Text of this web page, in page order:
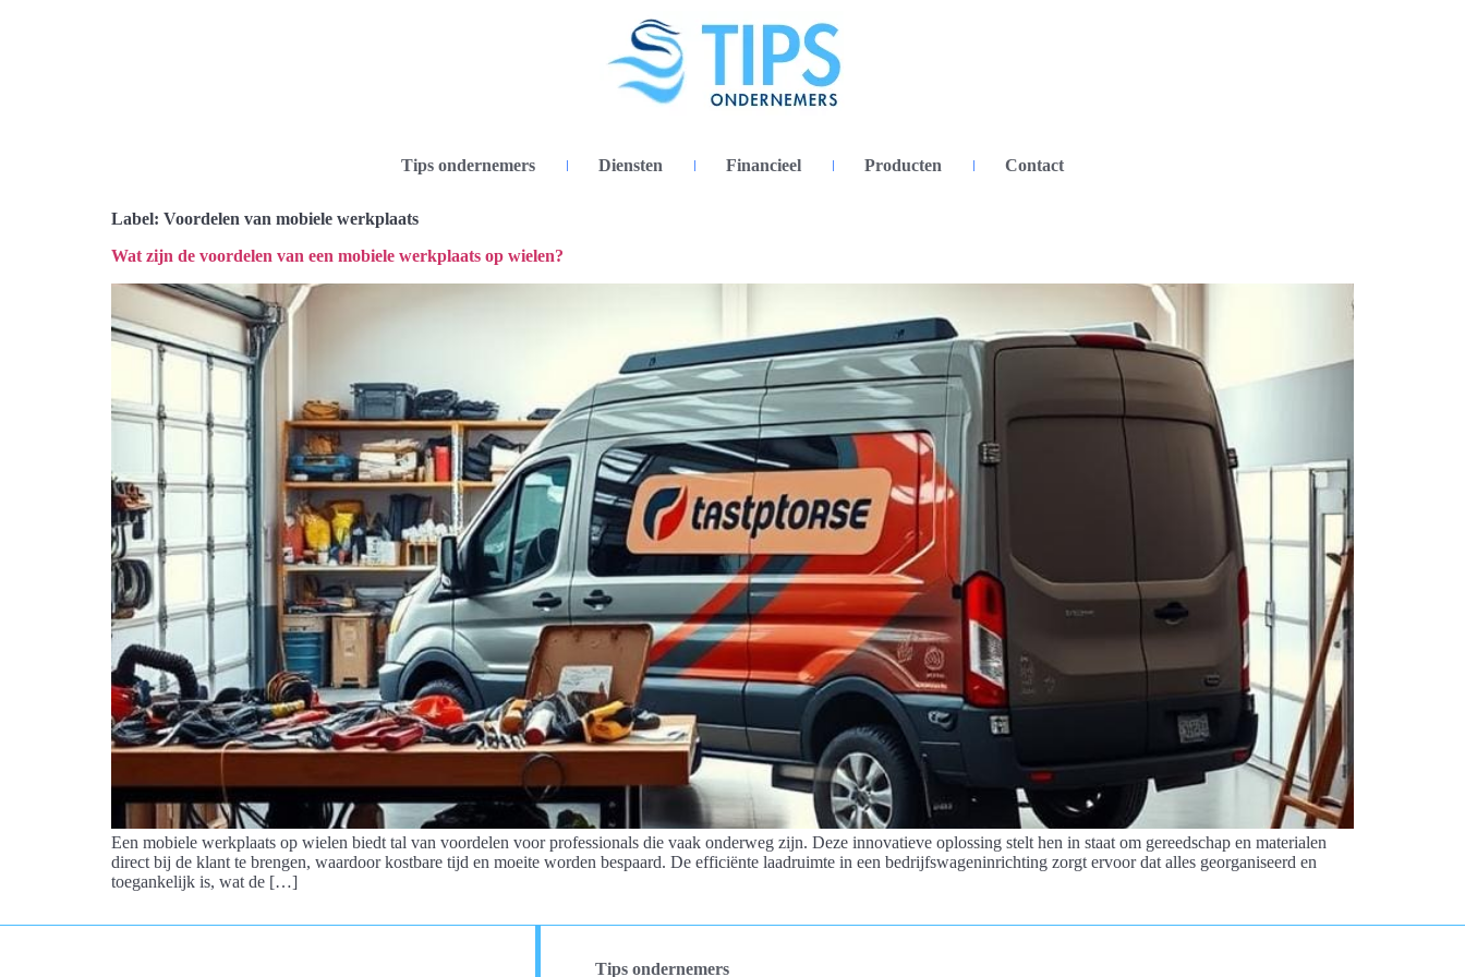
Tips ondernemers Diensten Financieel Producten Contact
Label: Voordelen van mobiele werkplaats
Wat zijn de voordelen van een mobiele werkplaats op wielen?
Een mobiele werkplaats op wielen biedt tal van voordelen voor professionals die vaak onderweg zijn. Deze innovatieve oplossing stelt hen in staat om gereedschap en materialen
direct bij de klant te brengen, waardoor kostbare tijd en moeite worden bespaard. De efficiënte laadruimte in een bedrijfswageninrichting zorgt ervoor dat alles georganiseerd en
toegankelijk is, wat de […]
Tips ondernemers